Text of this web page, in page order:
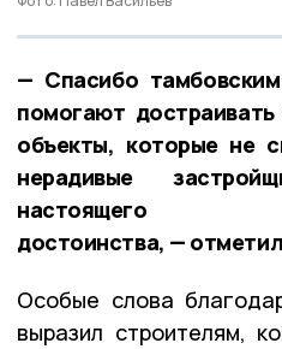
— Спасибо
помогают
объекты, которые не
нерадивые
настоящего
достоинства, —
Особые слова
выразил строителям,